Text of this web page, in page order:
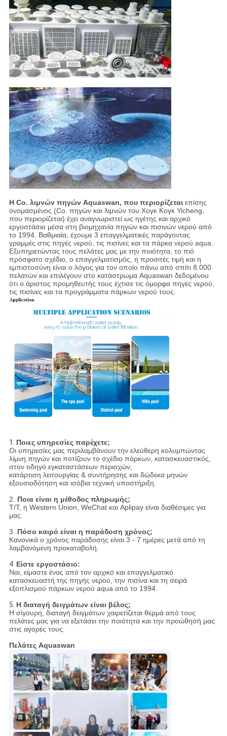
Η Co. λιμνών πηγών Aquaswan, που περιορίζεταιεπίσης
ονομασμένος (Co. πηγών και λιμνών του Χογκ Κογκ Yicheng,
που περιορίζεται) έχει αναγνωριστεί ως ηγέτης και αρχικό
εργοστάσιο μέσα στη βιομηχανία πηγών και πισινών νερού από
το 1994. Βαθμιαία, έχουμε 3 επαγγελματικές παράγοντας
γραμμές στις πηγές νερού, τις πισίνες και τα πάρκα νερού aqua.
Εξυπηρετώντας τους πελάτες μας με την ποιότητα, το πιό
πρόσφατο σχέδιο, ο επαγγελματισμός, η προσιτές τιμή και η
εμπιστοσύνη είναι ο λόγος για τον οποίο πάνω από σπίτι 8.000
πελατών και επιλέγουν στο κατάστρωμα Aquaswan δεδομένου
ότι ο άριστος προμηθευτής τους έχτισε τις όμορφα πηγές νερού,
τις πισίνες και τα προγράμματα πάρκων νερού τους.
1. Ποιες υπηρεσίες παρέχετε;
Οι υπηρεσίες μας περιλαμβάνουν την ελεύθερη κολυμπώντας
λίμνη πηγών και ποτίζουν το σχέδιο πάρκων, κατασκευαστικός,
στον οδηγό εγκαταστάσεων περιοχών,
κατάρτιση λειτουργίας & συντήρησης και δώδεκα μηνών
εξουσιοδότηση και ισόβια τεχνική υποστήριξη.
2. Ποια είναι η μέθοδος πληρωμής;
T/T, η Western Union, WeChat και Aplipay είναι διαθέσιμες για
μας.
3. Πόσο καιρό είναι η παράδοση χρόνος;
Κανονικά ο χρόνος παράδοσης είναι 3 - 7 ημέρες μετά από τη
λαμβανόμενη προκαταβολή.
4. Είστε εργοστάσιο:
Ναι, είμαστε ένας από τον αρχικό και επαγγελματικό
κατασκευαστή της πηγής νερού, την πισίνα και τη σειρά
εξοπλισμού πάρκων νερού aqua από το 1994.
5. Η διαταγή δειγμάτων είναι βέλος;
Η σίγουρη, διαταγή δειγμάτων χαιρετίζεται θερμά από τους
πελάτες μας για να εξετάσει την ποιότητα και την προώθησή μας
στις αγορές τους.
Πελάτες Aquaswan